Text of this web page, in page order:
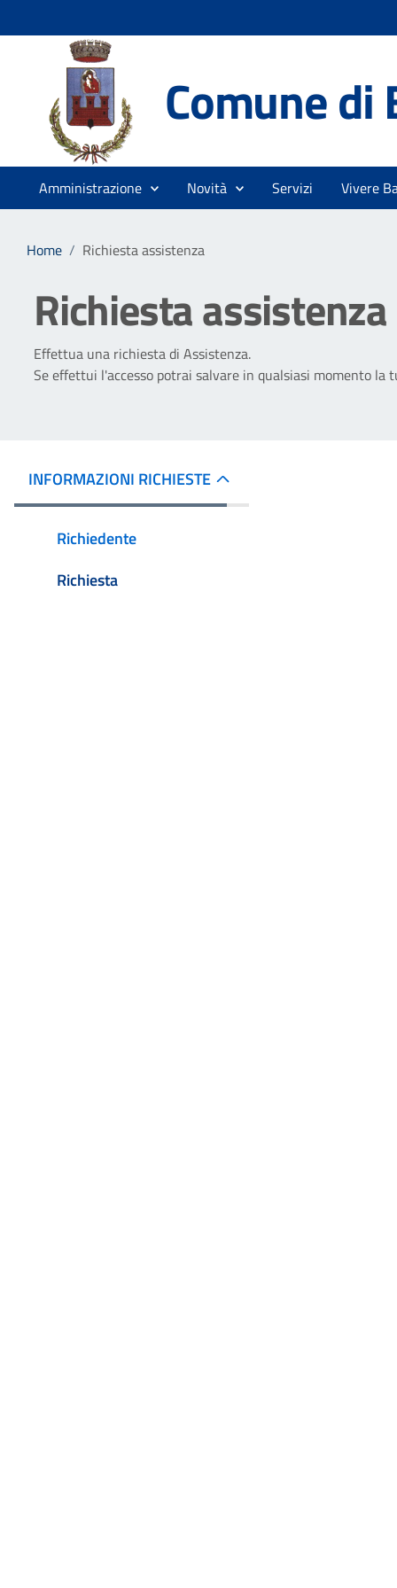
Comune di
Amministrazione Novità Servizi Vivere
Home / Richiesta assistenza
Richiesta assistenza
Effettua una richiesta di Assistenza.
Se effettui l'accesso potrai salvare in qualsiasi momento
INFORMAZIONI RICHIESTE
Richiedente
Richiesta